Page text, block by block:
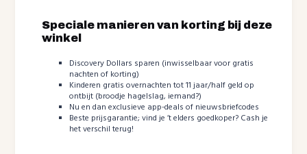
Speciale manieren van korting bij deze
winkel
Discovery Dollars sparen (inwisselbaar voor gratis
nachten of korting)
Kinderen gratis overnachten tot 11 jaar/half geld op
ontbijt (broodje hagelslag, iemand?)
Nu en dan exclusieve app-deals of nieuwsbriefcodes
Beste prijsgarantie; vind je ’t elders goedkoper? Cash je
het verschil terug!